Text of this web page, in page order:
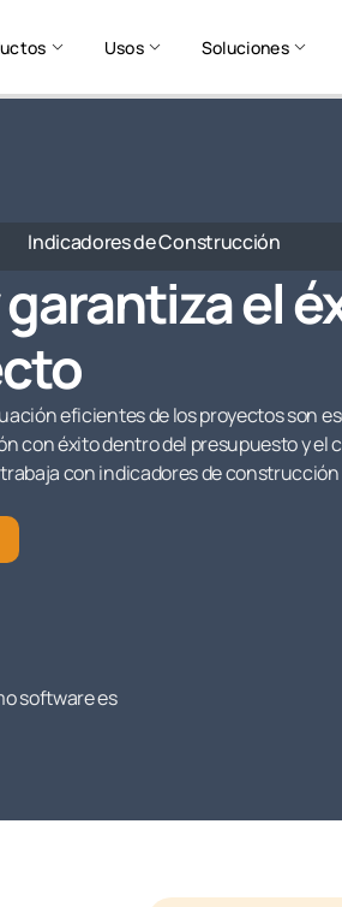
Usos Soluciones
Indicadores de Construcción
garantiza el
eficientes de los proyectos son
con éxito dentro del presupuesto y el
con indicadores de
software es